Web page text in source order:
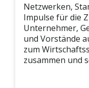
Netzwerken,
Impulse für die
Unternehmer,
und Vorstände
zum
zusammen und